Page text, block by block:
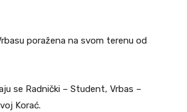
poražena na svom terenu od
se Radnički – Student, Vrbas –
Korać.